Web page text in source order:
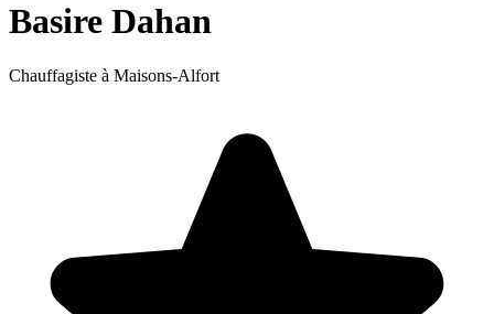
Basire Dahan
Chauffagiste à Maisons-Alfort